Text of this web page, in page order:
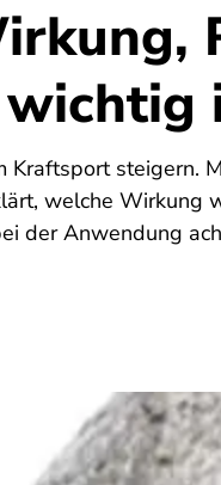
Kraftsport steigern.
welche
der Anwendung